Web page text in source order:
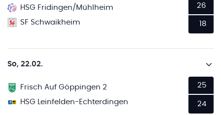
HSG Fridingen/Mühlheim
SF Schwaikheim
26
18
So, 22.02.
Frisch Auf Göppingen 2
HSG Leinfelden-Echterdingen
25
24